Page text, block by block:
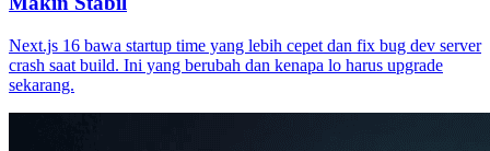
Next.js 16 bawa startup time yang lebih cepet dan fix bug dev server
crash saat build. Ini yang berubah dan kenapa lo harus upgrade
sekarang.